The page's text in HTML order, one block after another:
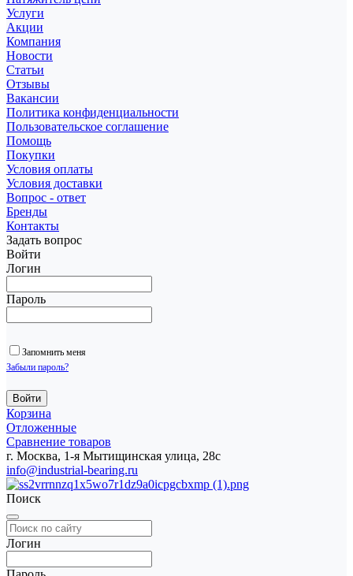
Услуги
Акции
Компания
Новости
Статьи
Отзывы
Вакансии
Политика конфиденциальности
Пользовательское соглашение
Помощь
Покупки
Условия оплаты
Условия доставки
Вопрос - ответ
Бренды
Контакты
Задать вопрос
Войти
Логин
Пароль
Запомнить меня
Забыли пароль?
Корзина
Отложенные
Сравнение товаров
г. Москва, 1-я Мытищинская улица, 28с
info@industrial-bearing.ru
Поиск
Логин